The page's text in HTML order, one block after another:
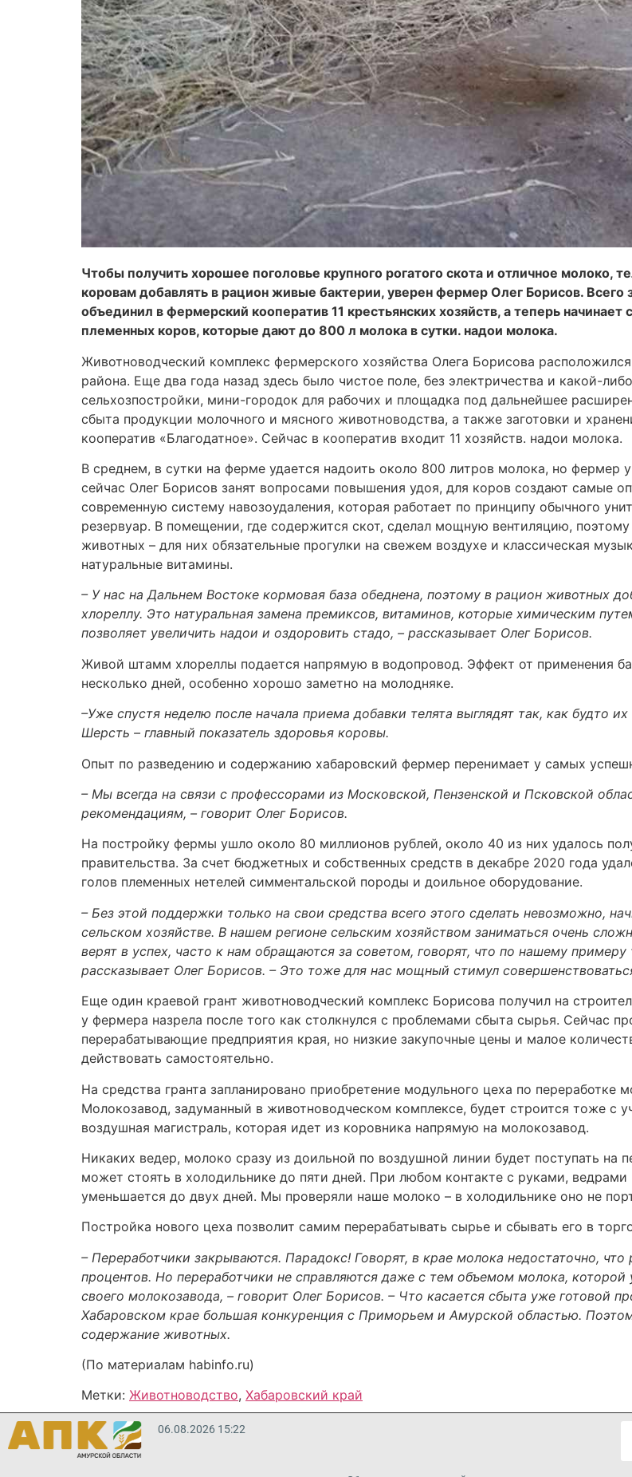
Чтобы получить хорошее поголовье крупного рогатого скота и отличное молоко,
коровам добавлять в рацион живые бактерии, уверен фермер Олег Борисов. Всего
объединил в фермерский кооператив 11 крестьянских хозяйств, а теперь
племенных коров, которые дают до 800 л молока в сутки. надои молока.
Животноводческий комплекс фермерского хозяйства Олега Борисова
района. Еще два года назад здесь было чистое поле, без электричества и какой-
сельхозпостройки, мини-городок для рабочих и площадка под дальнейшее
сбыта продукции молочного и мясного животноводства, а также заготовки и
кооператив «Благодатное». Сейчас в кооператив входит 11 хозяйств. надои молока.
В среднем, в сутки на ферме удается надоить около 800 литров молока, но
сейчас Олег Борисов занят вопросами повышения удоя, для коров создают самые
современную систему навозоудаления, которая работает по принципу обычного
резервуар. В помещении, где содержится скот, сделал мощную вентиляцию,
животных – для них обязательные прогулки на свежем воздухе и классическая
натуральные витамины.
– У нас на Дальнем Востоке кормовая база обеднена, поэтому в рацион животных
хлореллу. Это натуральная замена премиксов, витаминов, которые химическим
позволяет увеличить надои и оздоровить стадо, – рассказывает Олег Борисов.
Живой штамм хлореллы подается напрямую в водопровод. Эффект от применения
несколько дней, особенно хорошо заметно на молодняке.
–Уже спустя неделю после начала приема добавки телята выглядят так, как будто
Шерсть – главный показатель здоровья коровы.
Опыт по разведению и содержанию хабаровский фермер перенимает у самых
– Мы всегда на связи с профессорами из Московской, Пензенской и Псковской
рекомендациям, – говорит Олег Борисов.
На постройку фермы ушло около 80 миллионов рублей, около 40 из них удалось
правительства. За счет бюджетных и собственных средств в декабре 2020 года
голов племенных нетелей симментальской породы и доильное оборудование.
– Без этой поддержки только на свои средства всего этого сделать невозможно,
сельском хозяйстве. В нашем регионе сельским хозяйством заниматься очень
верят в успех, часто к нам обращаются за советом, говорят, что по нашему
рассказывает Олег Борисов. – Это тоже для нас мощный стимул
Еще один краевой грант животноводческий комплекс Борисова получил на
у фермера назрела после того как столкнулся с проблемами сбыта сырья. Сейчас
перерабатывающие предприятия края, но низкие закупочные цены и малое
действовать самостоятельно.
На средства гранта запланировано приобретение модульного цеха по переработке
Молокозавод, задуманный в животноводческом комплексе, будет строится тоже с
воздушная магистраль, которая идет из коровника напрямую на молокозавод.
Никаких ведер, молоко сразу из доильной по воздушной линии будет поступать на
может стоять в холодильнике до пяти дней. При любом контакте с руками, ведрами
уменьшается до двух дней. Мы проверяли наше молоко – в холодильнике оно не
Постройка нового цеха позволит самим перерабатывать сырье и сбывать его в
– Переработчики закрываются. Парадокс! Говорят, в крае молока недостаточно,
процентов. Но переработчики не справляются даже с тем объемом молока,
своего молокозавода, – говорит Олег Борисов. – Что касается сбыта уже готовой
Хабаровском крае большая конкуренция с Приморьем и Амурской областью.
содержание животных.
(По материалам habinfo.ru)
Метки: Животноводство, Хабаровский край
06.08.2026 15:22